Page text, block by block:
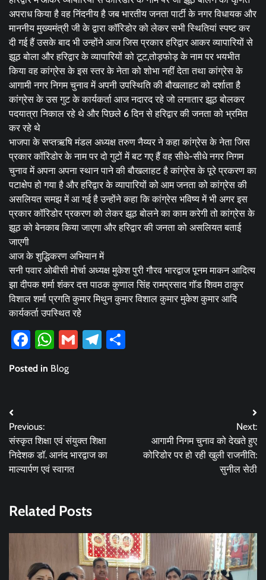
अपराध किया है वह निंदनीय है जब भारतीय जनता पार्टी के नगर विधायक और
माननीय मुख्यमंत्री जी के द्वारा कॉरिडोर को लेकर सभी स्थितियां स्पष्ट कर
दी गई हैं उसके बाद भी उन्होंने आज जिस प्रकार हरिद्वार आकर व्यापारियों से
झूठ बोला और हरिद्वार के व्यापारियों को टूट,तोड़फोड़ के नाम पर भयभीत
किया वह कांग्रेस के इस स्तर के नेता को शोभा नहीं देता तथा कांग्रेस के
आगामी नगर निगम चुनाव में अपनी उपस्थिति की बौखलाहट को दर्शाता है
कांग्रेस के उस गुट के कार्यकर्ता आज नदारद रहे जो लगातार झूठ बोलकर
पदयात्रा निकाल रहे थे और पिछले 6 दिन से हरिद्वार की जनता को भ्रमित
कर रहे थे
भाजपा के सप्तऋषि मंडल अध्यक्ष तरुण नैय्यर ने कहा कांग्रेस के नेता जिस
प्रकार कॉरिडोर के नाम पर दो गुटों में बट गए हैं वह सीधे-सीधे नगर निगम
चुनाव में अपना अपना स्थान पाने की बौखलाहट है कांग्रेस के पूरे प्रकरण का
पटाक्षेप हो गया है और हरिद्वार के व्यापारियों को आम जनता को कांग्रेस की
असलियत समझ में आ गई है उन्होंने कहा कि कांग्रेस भविष्य में भी अगर इस
प्रकार कॉरिडोर प्रकरण को लेकर झूठ बोलने का काम करेगी तो कांग्रेस के
झूठ को बेनकाब किया जाएगा और हरिद्वार की जनता को असलियत बताई
जाएगी
आज के शुद्धिकरण अभियान में
सनी पवार ओबीसी मोर्चा अध्यक्ष मुकेश पुरी गौरव भारद्वाज पूनम माकन आदित्य
झा दीपक शर्मा शंकर दत्त पाठक कुणाल सिंह रामप्रसाद गॉड शिवम ठाकुर
विशाल शर्मा प्रगति कुमार मिथुन कुमार विशाल कुमार मुकेश कुमार आदि
कार्यकर्ता उपस्थित रहे
Facebook
WhatsApp
GmailTelegram
Posted in Blog
Post
navigation
Previous:
संस्कृत शिक्षा एवं संयुक्त शिक्षा
निदेशक डॉ. आनंद भारद्वाज का
माल्यार्पण एवं स्वागत
Next:
आगामी निगम चुनाव को देखते हुए
कोरिडोर पर हो रही खुली राजनीति:
सुनील सेठी
Related Posts